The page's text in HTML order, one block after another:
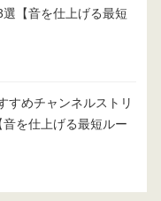
【音を仕上げる最短
すめチャンネルストリ
を仕上げる最短ルー